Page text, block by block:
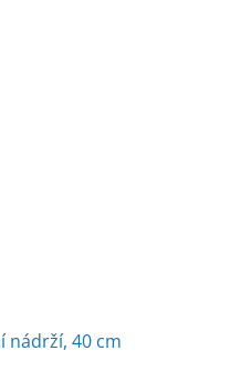
nádrží, 40 cm